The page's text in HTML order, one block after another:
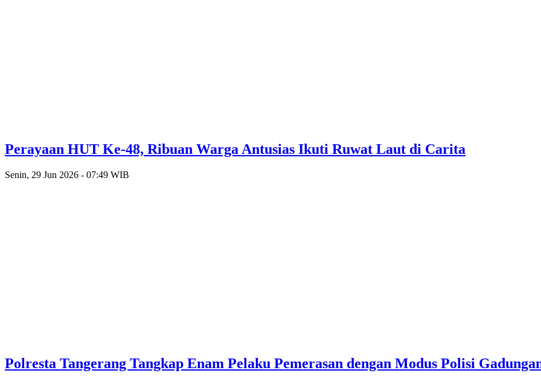
Perayaan HUT Ke-48, Ribuan Warga Antusias Ikuti Ruwat Laut di Carita
Senin, 29 Jun 2026 - 07:49 WIB
Polresta Tangerang Tangkap Enam Pelaku Pemerasan dengan Modus Polisi